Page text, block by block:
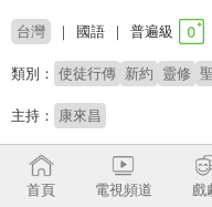
台灣 國語 普遍級
類別： 使徒行傳 新約 靈修
主持： 康來昌
首頁
電視頻道 戲